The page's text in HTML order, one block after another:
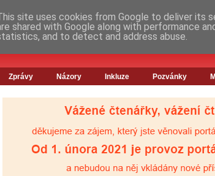
Zprávy Názory Inkluze Pozvánky
site uses cookies from Google to deliver its
shared with Google along with performance
and to detect and address abuse.